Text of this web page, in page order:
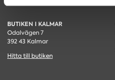
BUTIKEN I KALMAR
Odalvägen 7
392 43 Kalmar
Hitta till butiken